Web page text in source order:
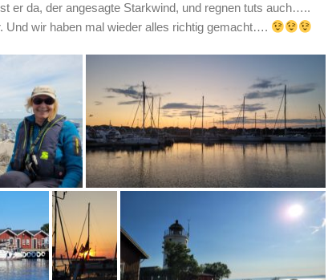
er da, der angesagte Starkwind, und regnen tuts auch…..
Und wir haben mal wieder alles richtig gemacht….